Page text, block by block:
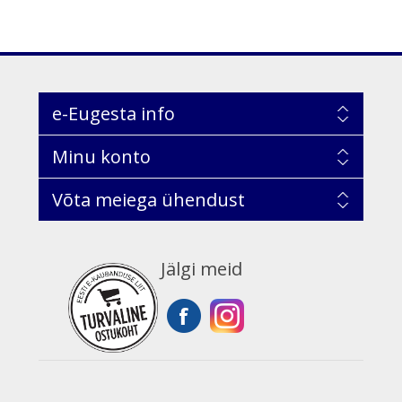
e-Eugesta info
Minu konto
Võta meiega ühendust
Jälgi meid